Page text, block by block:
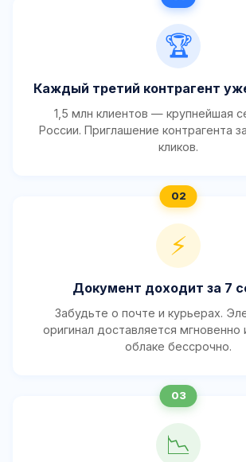
🏆
Каждый третий контрагент
1,5 млн клиентов — крупнейшая
России. Приглашение контрагента
кликов.
⚡
Документ доходит за 7
Забудьте о почте и курьерах.
оригинал доставляется мгновенно
облаке бессрочно.
📉